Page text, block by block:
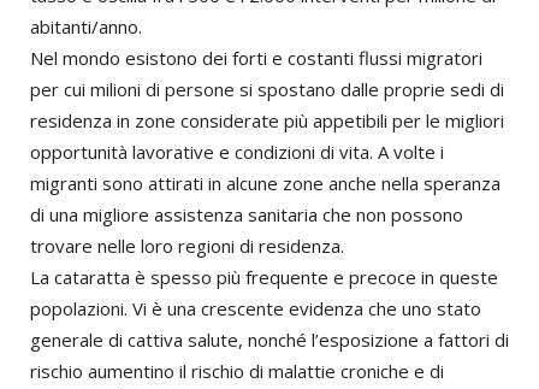
abitanti/anno.
Nel mondo esistono dei forti e costanti flussi migratori
per cui milioni di persone si spostano dalle proprie sedi di
residenza in zone considerate più appetibili per le migliori
opportunità lavorative e condizioni di vita. A volte i
migranti sono attirati in alcune zone anche nella speranza
di una migliore assistenza sanitaria che non possono
trovare nelle loro regioni di residenza.
La cataratta è spesso più frequente e precoce in queste
popolazioni. Vi è una crescente evidenza che uno stato
generale di cattiva salute, nonché l’esposizione a fattori di
rischio aumentino il rischio di malattie croniche e di